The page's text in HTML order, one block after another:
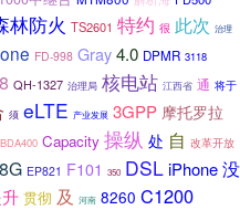
林防火 TS2601 特约 很 此次 治理
FD-998 Gray4.0 DPMR 3118
QH-1327 治理局 核电站 江西省 通 将于
须 eLTE 产业发展 3GPP 摩托罗拉
Capacity 操纵 处 自 改革开放
EP821 F101 350 DSLiPhone没
贯彻 及 河南 8260 C1200